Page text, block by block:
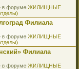
в форуме ЖИЛИЩНЫЕ
Филиала
в форуме ЖИЛИЩНЫЕ
Филиала
в форуме ЖИЛИЩНЫЕ